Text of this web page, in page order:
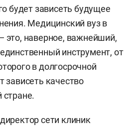
будет зависеть будущее
Медицинский вуз в
это, наверное, важнейший,
инструмент, от
в долгосрочной
зависеть качество
сети клиник